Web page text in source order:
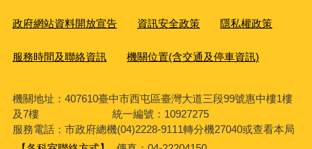
政府網站資料開放宣告 資訊安全政策 隱私權政策
服務時間及聯絡資訊 機關位置(含交通及停車資訊)
機關地址：407610臺中市西屯區臺灣大道三段99號惠中樓1樓
及7樓 統一編號：10927275
服務電話：市政府總機(04)2228-9111轉分機27040或查看本局